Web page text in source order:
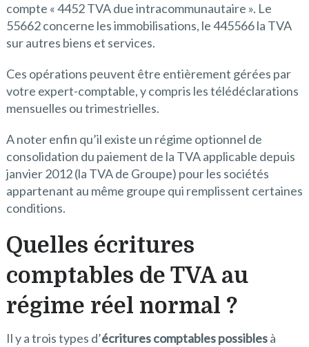
compte « 4452 TVA due intracommunautaire ». Le
55662 concerne les immobilisations, le 445566 la TVA
sur autres biens et services.
Ces opérations peuvent être entièrement gérées par
votre expert-comptable, y compris les télédéclarations
mensuelles ou trimestrielles.
A noter enfin qu’il existe un régime optionnel de
consolidation du paiement de la TVA applicable depuis
janvier 2012 (la TVA de Groupe) pour les sociétés
appartenant au même groupe qui remplissent certaines
conditions.
Quelles écritures
comptables de TVA au
régime réel normal ?
Il y a trois types d’écritures comptables possiblesà